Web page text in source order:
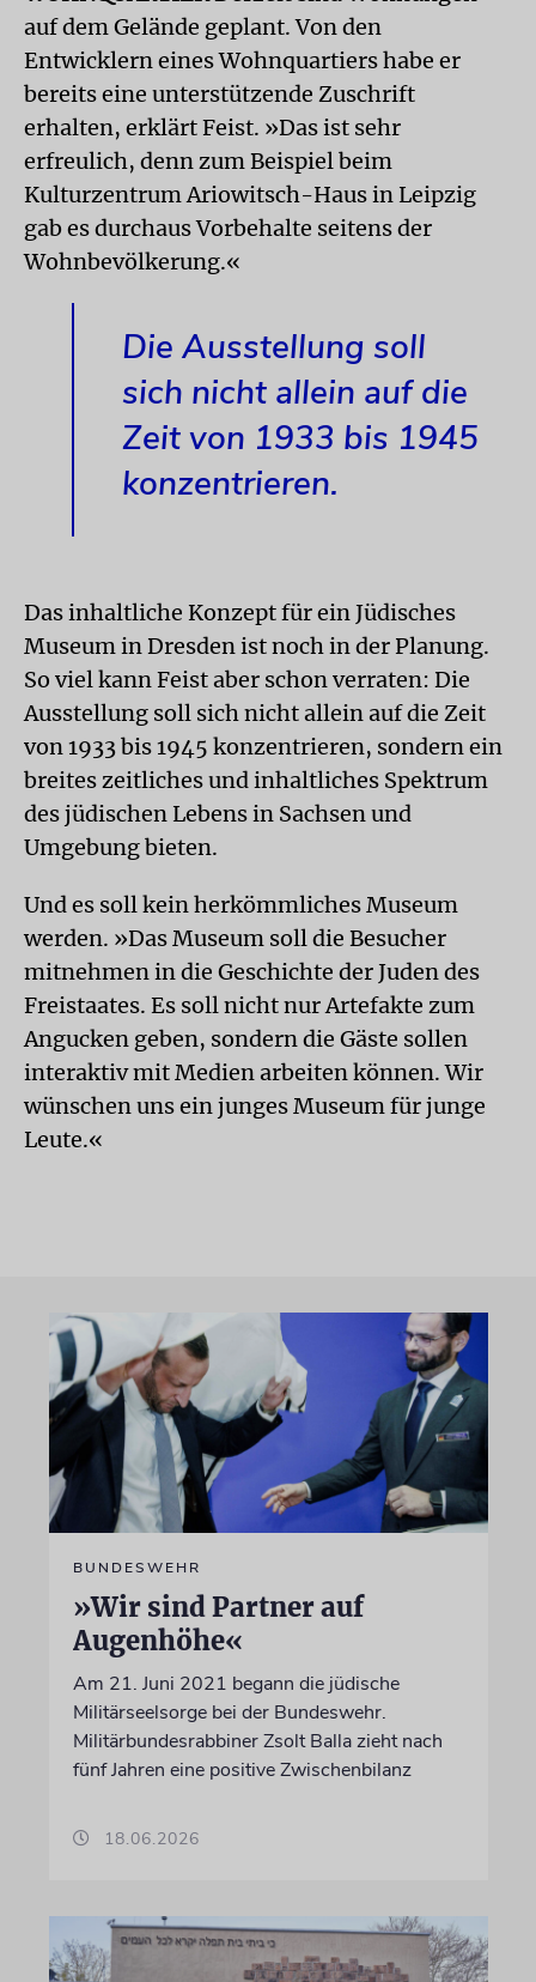
auf dem Gelände geplant. Von den
Entwicklern eines Wohnquartiers habe er
bereits eine unterstützende Zuschrift
erhalten, erklärt Feist. »Das ist sehr
erfreulich, denn zum Beispiel beim
Kulturzentrum Ariowitsch-Haus in Leipzig
gab es durchaus Vorbehalte seitens der
Wohnbevölkerung.«
Die Ausstellung soll
sich nicht allein auf die
Zeit von 1933 bis 1945
konzentrieren.
Das inhaltliche Konzept für ein Jüdisches
Museum in Dresden ist noch in der Planung.
So viel kann Feist aber schon verraten: Die
Ausstellung soll sich nicht allein auf die Zeit
von 1933 bis 1945 konzentrieren, sondern ein
breites zeitliches und inhaltliches Spektrum
des jüdischen Lebens in Sachsen und
Umgebung bieten.
Und es soll kein herkömmliches Museum
werden. »Das Museum soll die Besucher
mitnehmen in die Geschichte der Juden des
Freistaates. Es soll nicht nur Artefakte zum
Angucken geben, sondern die Gäste sollen
interaktiv mit Medien arbeiten können. Wir
wünschen uns ein junges Museum für junge
Leute.«
BUNDESWEHR
»Wir sind Partner auf
Augenhöhe«
Am 21. Juni 2021 begann die jüdische
Militärseelsorge bei der Bundeswehr.
Militärbundesrabbiner Zsolt Balla zieht nach
fünf Jahren eine positive Zwischenbilanz
18.06.2026